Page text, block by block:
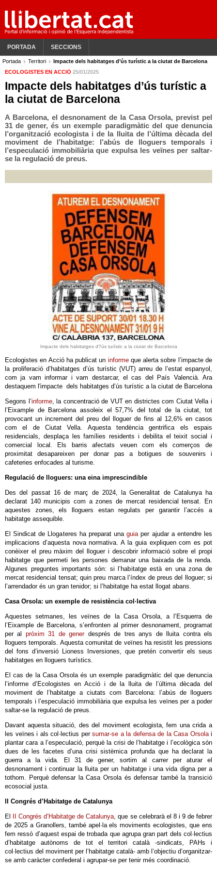
PORTADA SECCIONS
Portada Territori
Impacte dels habitatges d’ús turístic a la ciutat de Barcelona
ECOLOGISTES EN ACCIÓ 25/01/2025
Impacte dels habitatges d’ús turístic a
la ciutat de Barcelona
A Barcelona, el desnonament de la Casa Orsola, previst pel
31 de gener, és un exemple paradigmàtic del que denuncia
l’organització ecologista i de la lluita de l’última dècada del
moviment de l’habitatge: l’abús de lloguers temporals i
l’especulació immobiliària que expulsa les veïnes per saltar-
se la regulació de preus.
Impacte dels habitatges d?ús turístic a la ciutat de Barcelona
Ecologistes en Acció ha publicat un informeque alerta sobre l’impacte de
la proliferació d’habitatges d’ús turístic (VUT) arreu de l’estat espanyol,
com ja vam informar i vam destarcar, el cas del País Valencià. Ara
destaquem l'impacte dels habitatges d’ús turístic a la ciutat de Barcelona
Segons l’informe, la concentració de VUT en districtes com Ciutat Vella i
l’Eixample de Barcelona assoleix el 57,7% del total de la ciutat, tot
provocant un increment del preu del lloguer de fins al 12,6% en casos
com el de Ciutat Vella. Aquesta tendència gentrifica els espais
residencials, desplaça les famílies residents i debilita el teixit social i
comercial local. Els barris afectats veuen com els comerços de
proximitat desapareixen per donar pas a botigues de souvenirs i
cafeteries enfocades al turisme.
Regulació de lloguers: una eina imprescindible
Des del passat 16 de març de 2024, la Generalitat de Catalunya ha
declarat 140 municipis com a zones de mercat residencial tensat. En
aquestes zones, els lloguers estan regulats per garantir l’accés a
habitatge assequible.
El Sindicat de Llogateres ha preparat unaguiaper ajudar a entendre les
implicacions d’aquesta nova normativa. A la guia expliquen com es pot
conèixer el preu màxim del lloguer i descobrir informació sobre el propi
habitatge que permeti les persones demanar una baixada de la renda.
Algunes preguntes importants són: si l’habitatge està en una zona de
mercat residencial tensat; quin preu marca l’índex de preus del lloguer; si
l’arrendador és un gran tenidor; si l’habitatge ha estat llogat abans.
Casa Orsola: un exemple de resistència col·lectiva
Aquestes setmanes, les veïnes de la Casa Orsola, a l’Esquerra de
l’Eixample de Barcelona, s’enfronten al primer desnonament, programat
per al pròxim 31 de generdesprés de tres anys de lluita contra els
lloguers temporals. Aquesta comunitat de veïnes ha resistit les pressions
del fons d’inversió Lioness Inversiones, que pretén convertir els seus
habitatges en lloguers turístics.
El cas de la Casa Orsola és un exemple paradigmàtic del que denuncia
l’informe d’Ecologistes en Acció i de la lluita de l’última dècada del
moviment de l’habitatge a ciutats com Barcelona: l’abús de lloguers
temporals i l’especulació immobiliària que expulsa les veïnes per a poder
saltar-se la regulació de preus.
Davant aquesta situació, des del moviment ecologista, fem una crida a
les veïnes i als col·lectius per sumar-se a la defensa de la Casa Orsolai
plantar cara a l’especulació, perquè la crisi de l’habitatge i l’ecològica són
dues de les facetes d’una crisi sistèmica profunda que ha declarat la
guerra a la vida. El 31 de gener, sortim al carrer per aturar el
desnonament i continuar la lluita per un habitatge i una vida digna per a
tothom. Perquè defensar la Casa Orsola és defensar també la transició
ecosocial justa.
II Congrés d’Habitatge de Catalunya
El II Congrés d’Habitatge de Catalunya, que se celebrarà el 8 i 9 de febrer
de 2025 a Granollers, també apel·la els moviments ecologistes, que ens
fem ressò d’aquest espai de trobada que agrupa gran part dels col·lectius
d’habitatge autònoms de tot el territori català -sindicats, PAHs i
col·lectius del moviment per l’habitatge català- amb l’objectiu d’organitzar-
se amb caràcter confederal i agrupar-se per tenir més coordinació.